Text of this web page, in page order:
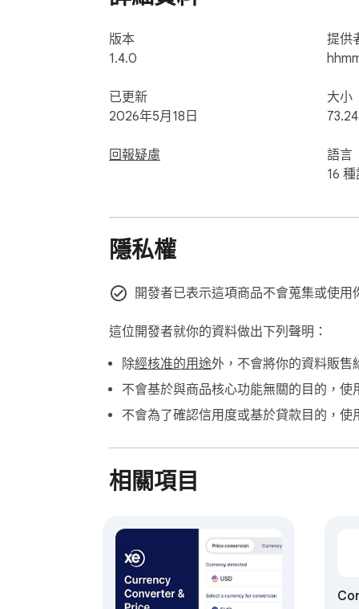
🪙 還支援加密貨幣 — Bitcoin, Ethereum,
🛡️ 安全與隱私
• 在銀行、證券、支付網站自動停用自動模
• 最小權限 — 不要求「讀取瀏覽記錄」權限
版本
1.4.0
已更新
2026年5月18日
回報疑慮
提供
大小
語言
16
隱私權
開發者已表示這項商品不會蒐集或使
這位開發者就你的資料做出下列聲明：
除經核准的用途外，不會將你的資料販售
不會基於與商品核心功能無關的目的，使
不會為了確認信用度或基於貸款目的，使
相關項目